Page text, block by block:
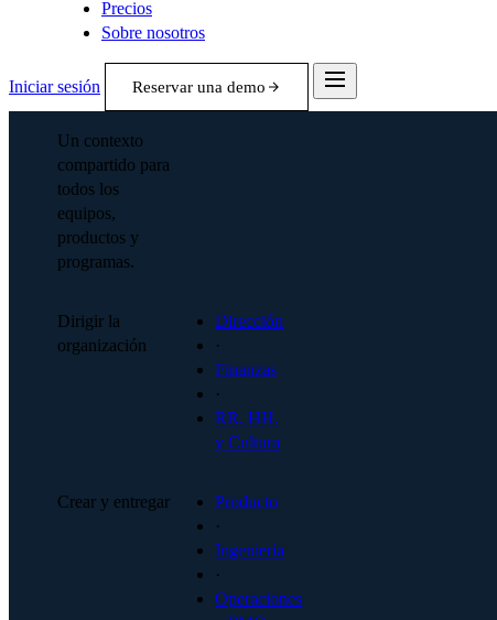
Precios
Sobre nosotros
Iniciar sesión Reservar una demo
Un contexto
compartido para
todos los
equipos,
productos y
programas.
Dirigir la
organización
Dirección
·
Finanzas
·
RR. HH.
y Cultura
Crear y entregar
Producto
·
Ingeniería
·
Operaciones